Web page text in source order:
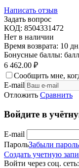
Написать отзыв
Задать вопрос
КОД: 8504331472
Нет в наличии
Время возврата: 10
Бонусные баллы:
6 462.00 ₽
Сообщить мне,
E-mail
Отложить Сравнить
Войдите в
E-mail
ПарольЗабыли
Создать учетную
Войти через соц. сеть: